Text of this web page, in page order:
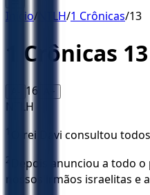
Início/ NTLH/1 Crônicas/13
1 Crônicas 13
16 A+
NTLH
1 O rei Davi consultou
2
Depois anunciou a todo
nossos irmãos israelitas e